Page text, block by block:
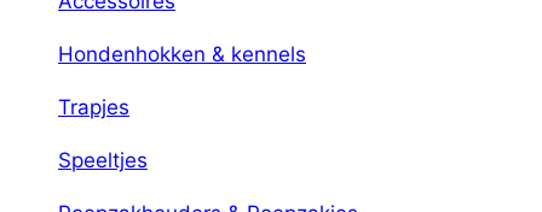
Hondenhokken & kennels
Trapjes
Speeltjes